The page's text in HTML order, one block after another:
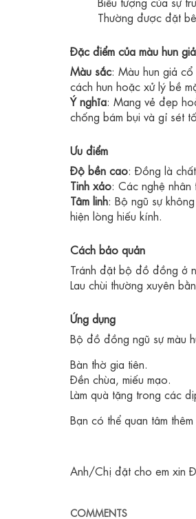
Thường được đặt
Đặc điểm của màu hun
Màu sắc: Màu hun giả
cách hun hoặc xử lý bề
Ý nghĩa: Mang vẻ đẹp
chống bám bụi và gỉ sét
Ưu điểm
Độ bền cao: Đồng là
Tinh xảo: Các nghệ nhân
Tâm linh: Bộ ngũ sự
hiện lòng hiếu kính.
Cách bảo quản
Tránh đặt bộ đồ đồng ở
Lau chùi thường xuyên
Ứng dụng
Bộ đồ đồng ngũ sự màu
Bàn thờ gia tiên.
Đền chùa, miếu mạo.
Làm quà tặng trong các
Bạn có thể quan tâm
Anh/Chị đặt cho em xin
COMMENTS